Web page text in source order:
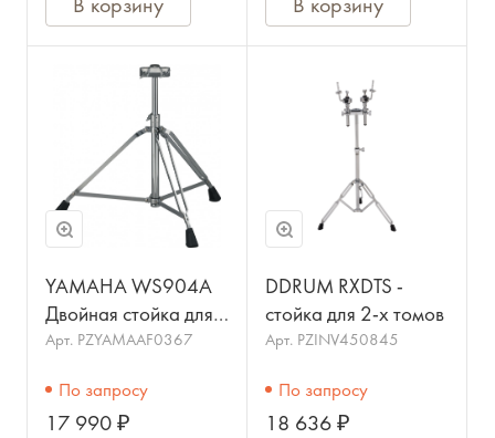
YAMAHA WS904A
Двойная стойка для
томов
Арт. PZYAMAAF0367
По запросу
17 990 ₽
DDRUM RXDTS -
стойка для 2-х томов
Арт. PZINV450845
По запросу
18 636 ₽